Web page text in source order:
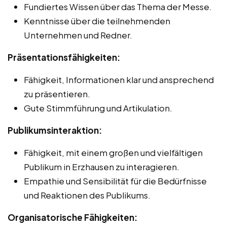
Fundiertes Wissen über das Thema der Messe.
Kenntnisse über die teilnehmenden
Unternehmen und Redner.
Präsentationsfähigkeiten:
Fähigkeit, Informationen klar und ansprechend
zu präsentieren.
Gute Stimmführung und Artikulation.
Publikumsinteraktion:
Fähigkeit, mit einem großen und vielfältigen
Publikum in Erzhausen zu interagieren.
Empathie und Sensibilität für die Bedürfnisse
und Reaktionen des Publikums.
Organisatorische Fähigkeiten: